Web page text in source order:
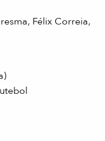
Félix Correia,